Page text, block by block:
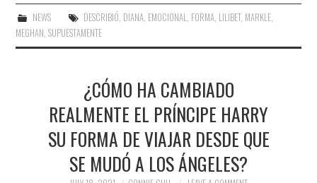
NEWS DESCRIBIÓ, DIANA, EMOCIONAL, FORMA, LILIBET, MARKLE,
MEGHAN,SUPUESTAMENTE
¿CÓMO HA CAMBIADO
REALMENTE EL PRÍNCIPE HARRY
SU FORMA DE VIAJAR DESDE QUE
SE MUDÓ A LOS ÁNGELES?